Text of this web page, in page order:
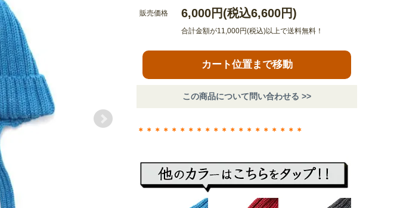
販売価格 6,000円(税込6,600円)
合計金額が11,000円(税込)以上で送料無料！
カート位置まで移動
この商品について問い合わせる >>
＊＊＊＊＊＊＊＊＊＊＊＊＊＊＊＊＊＊＊＊